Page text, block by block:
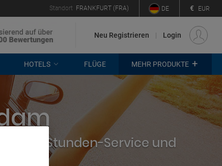
Standort FRANKFURT (FRA) DE € EUR
Neu Registrieren Login
HOTELS FLÜGE MEHR PRODUKTE +
24-Stunden-Service und